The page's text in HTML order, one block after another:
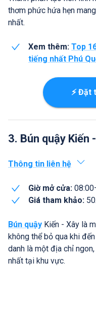
thơm phức hứa hẹn
nhất.
Xem thêm: Top
tiếng nhất Phú
⚡ Đặt
3. Bún quậy Kiến
Thông tin liên hệ
Giờ mở cửa:
Giá tham khảo:
Bún quậy Kiến - Xây là
không thể bỏ qua khi
danh là một địa chỉ
nhất tại khu vực.